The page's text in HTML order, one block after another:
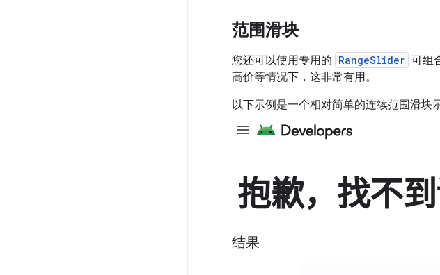
范围滑块
您还可以使用专用的 RangeSlider 可组
高价等情况下，这非常有用。
以下示例是一个相对简单的连续范围滑块
结果